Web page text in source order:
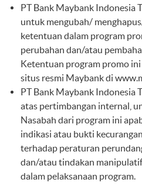
PT Bank Maybank Indonesia
untuk mengubah/
ketentuan dalam program
perubahan dan/atau
Ketentuan program promo
situs resmi Maybank di
PT Bank Maybank Indonesia
atas pertimbangan internal,
Nasabah dari program ini
indikasi atau bukti
terhadap peraturan
dan/atau tindakan
dalam pelaksanaan program.